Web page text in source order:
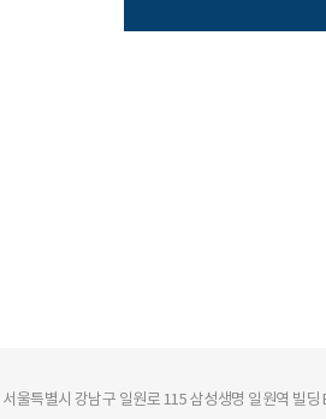
울특별시 강남구 일원로 115 삼성생명 일원역 빌